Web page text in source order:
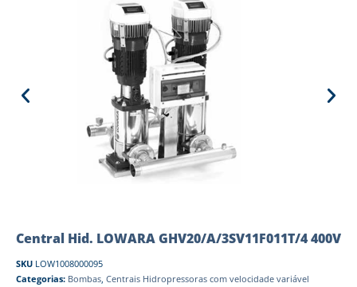
Central Hid. LOWARA GHV20/A/3SV11F011T/4 400V
SKU LOW1008000095
Categorias: Bombas, Centrais Hidropressoras com velocidade variável